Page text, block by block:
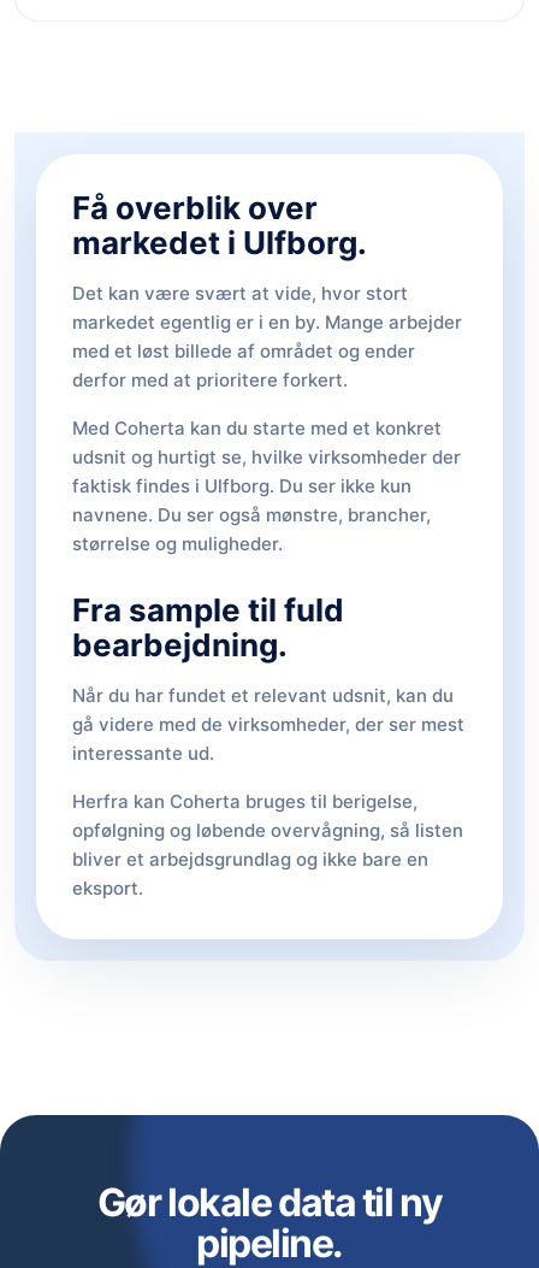
Få overblik over
markedet i Ulfborg.
Det kan være svært at vide, hvor stort
markedet egentlig er i en by. Mange arbejder
med et løst billede af området og ender
derfor med at prioritere forkert.
Med Coherta kan du starte med et konkret
udsnit og hurtigt se, hvilke virksomheder der
faktisk findes i Ulfborg. Du ser ikke kun
navnene. Du ser også mønstre, brancher,
størrelse og muligheder.
Fra sample til fuld
bearbejdning.
Når du har fundet et relevant udsnit, kan du
gå videre med de virksomheder, der ser mest
interessante ud.
Herfra kan Coherta bruges til berigelse,
opfølgning og løbende overvågning, så listen
bliver et arbejdsgrundlag og ikke bare en
eksport.
Gør lokale data til ny
pipeline.